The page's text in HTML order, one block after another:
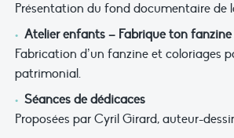
Présentation du fond documentaire de
Atelier enfants – Fabrique ton
Fabrication d’un fanzine et coloriages
patrimonial.
Séances de dédicaces
Proposées par Cyril Girard, auteur-